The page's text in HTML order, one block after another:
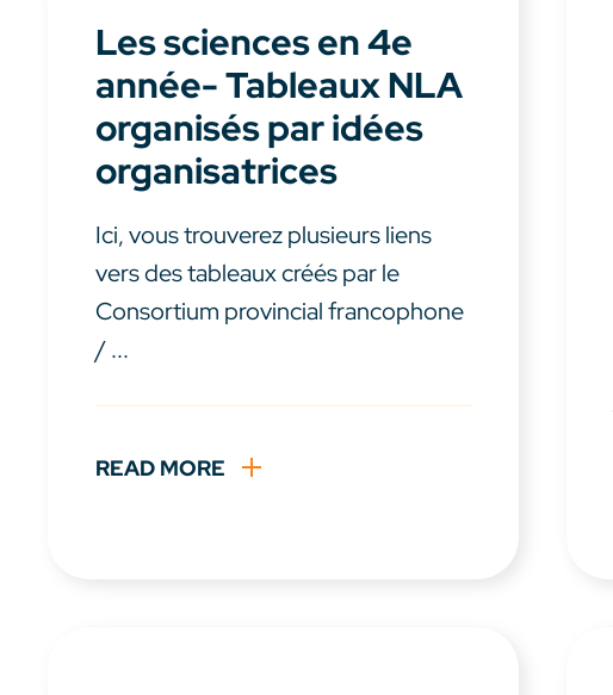
Les sciences en 4e
année- Tableaux NLA
organisés par idées
organisatrices
Ici, vous trouverez plusieurs liens
vers des tableaux créés par le
Consortium provincial francophone
/ ...
READ MORE